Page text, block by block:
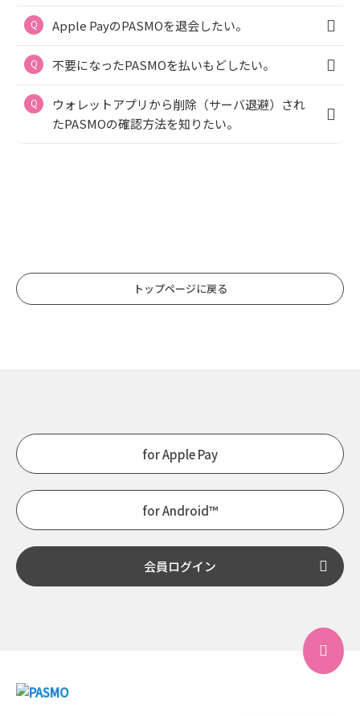
Apple PayのPASMOを退会したい。
不要になったPASMOを払いもどしたい。
ウォレットアプリから削除（サーバ退避）され
たPASMOの確認方法を知りたい。
トップページに戻る
for Apple Pay
for Android™
会員ログイン